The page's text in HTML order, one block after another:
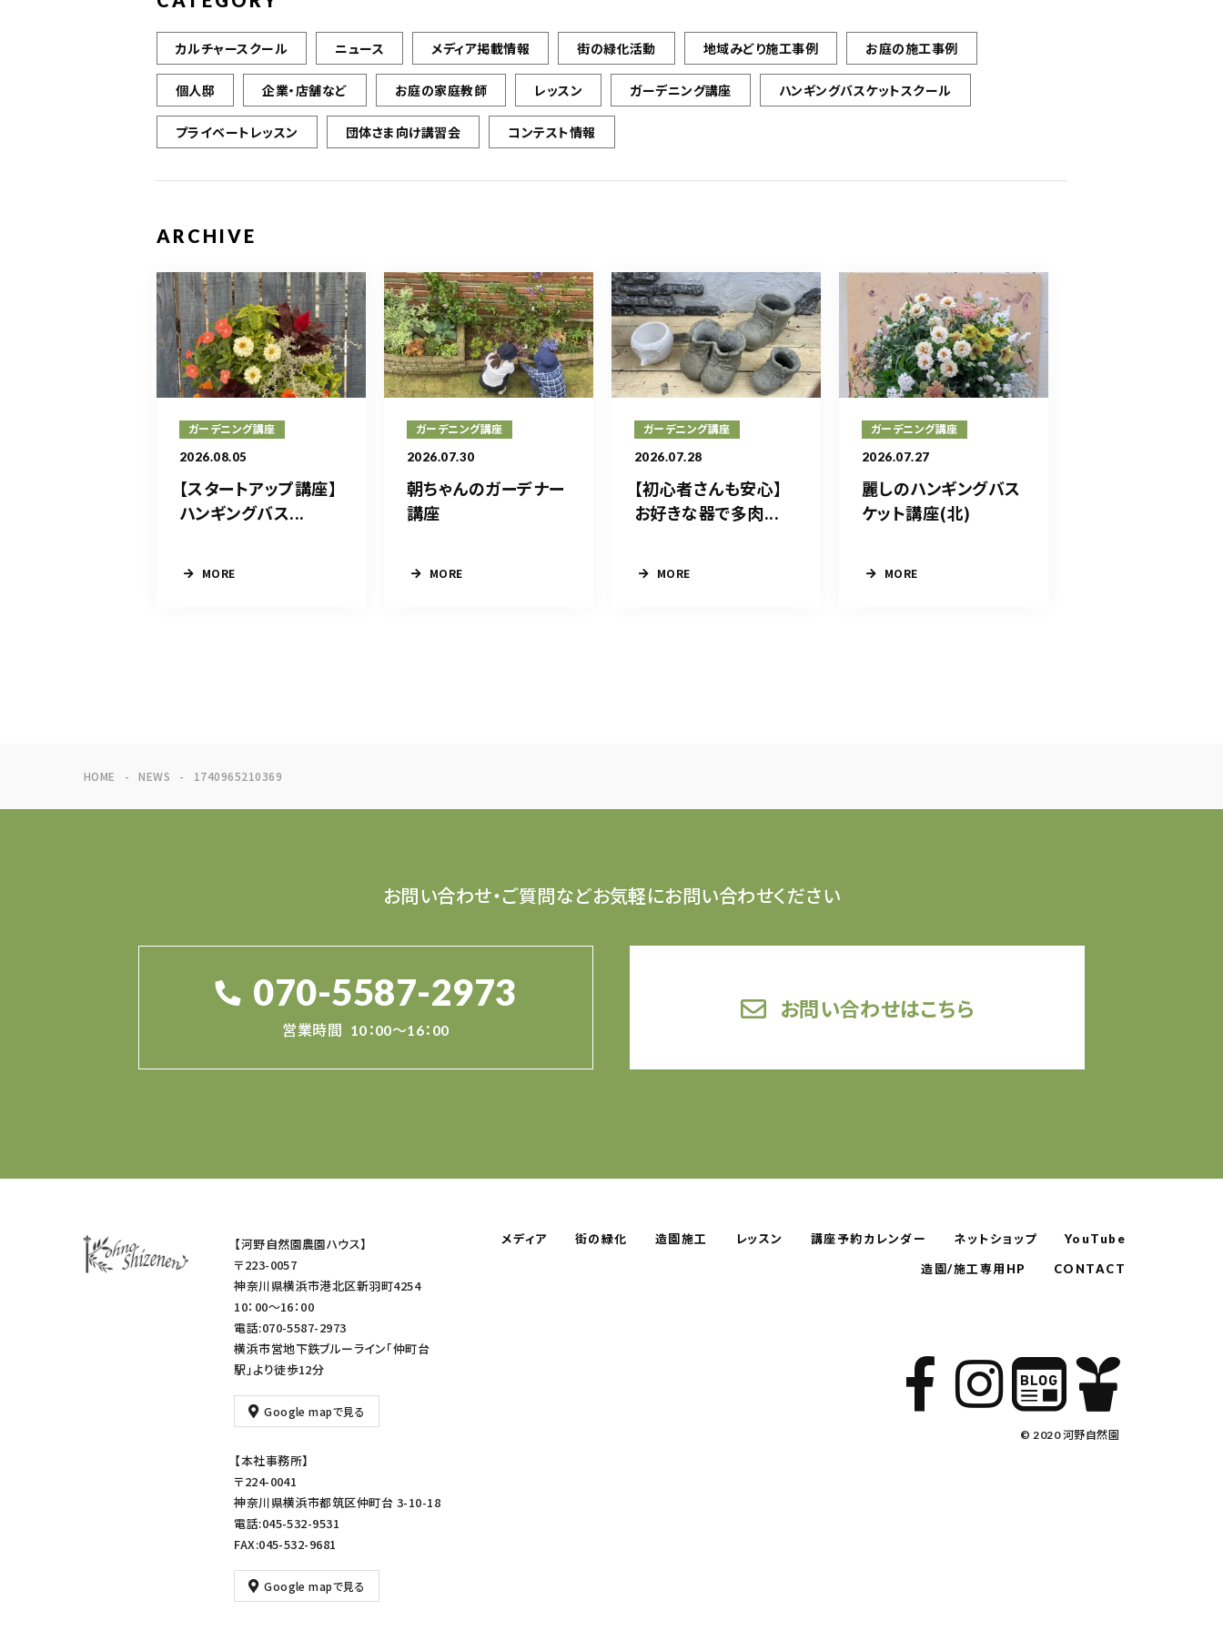
カルチャースクール ニュース メディア掲載情報 街の緑化活動 地域みどり施工事例 お庭の施工事例
個人邸 企業・店舗など お庭の家庭教師 レッスン ガーデニング講座 ハンギングバスケットスクール
プライベートレッスン 団体さま向け講習会 コンテスト情報
ARCHIVE
ガーデニング講座
2026.08.05
【スタートアップ講座】
ハンギングバス...
MORE
ガーデニング講座
2026.07.30
朝ちゃんのガーデナー
講座
MORE
ガーデニング講座
2026.07.28
【初心者さんも安心】
お好きな器で多肉...
MORE
ガーデニング講座
2026.07.27
麗しのハンギングバス
ケット講座(北)
MORE
HOME NEWS 1740965210369
お問い合わせ・ご質問などお気軽にお問い合わせください
070-5587-2973
営業時間 10：00～16：00
お問い合わせはこちら
【河野自然園農園ハウス】
〒223-0057
神奈川県横浜市港北区新羽町4254
10：00～16：00
電話:070-5587-2973
横浜市営地下鉄ブルーライン「仲町台
駅」より徒歩12分
Google mapで見る
【本社事務所】
〒224-0041
神奈川県横浜市都筑区仲町台 3-10-18
電話:045-532-9531
FAX:045-532-9681
Google mapで見る
メディア 街の緑化 造園施工 レッスン 講座予約カレンダー ネットショップ YouTube
造園/施工専用HP CONTACT
© 2020 河野自然園